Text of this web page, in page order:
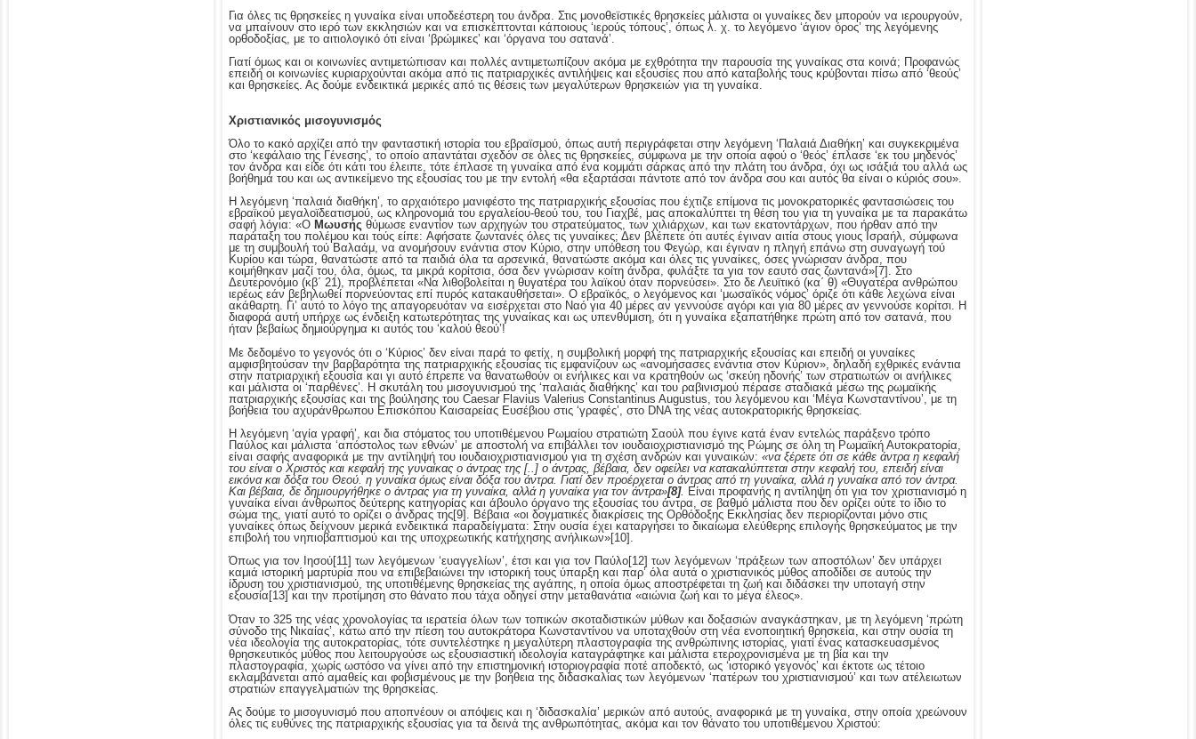
Για όλες τις θρησκείες η γυναίκα είναι υποδεέστερη του άνδρα. Στις μονοθεϊστικές θρησκείες μάλιστα οι γυναίκες δεν μπορούν να ιερουργούν,
να μπαίνουν στο ιερό των εκκλησιών και να επισκέπτονται κάποιους ‘ιερούς τόπους’, όπως λ. χ. το λεγόμενο ‘άγιον όρος’ της λεγόμενης
ορθοδοξίας, με το αιτιολογικό ότι είναι ‘βρώμικες’ και ‘όργανα του σατανά’.
Γιατί όμως και οι κοινωνίες αντιμετώπισαν και πολλές αντιμετωπίζουν ακόμα με εχθρότητα την παρουσία της γυναίκας στα κοινά; Προφανώς
επειδή οι κοινωνίες κυριαρχούνται ακόμα από τις πατριαρχικές αντιλήψεις και εξουσίες που από καταβολής τους κρύβονται πίσω από ‘θεούς’
και θρησκείες. Ας δούμε ενδεικτικά μερικές από τις θέσεις των μεγαλύτερων θρησκειών για τη γυναίκα.
Χριστιανικός μισογυνισμός
Όλο το κακό αρχίζει από την φανταστική ιστορία του εβραϊσμού, όπως αυτή περιγράφεται στην λεγόμενη ‘Παλαιά Διαθήκη’ και συγκεκριμένα
στο ‘κεφάλαιο της Γένεσης’, το οποίο απαντάται σχεδόν σε όλες τις θρησκείες, σύμφωνα με την οποία αφού ο ‘θεός’ έπλασε ‘εκ του μηδενός’
τον άνδρα και είδε ότι κάτι του έλειπε, τότε έπλασε τη γυναίκα από ένα κομμάτι σάρκας από την πλάτη του άνδρα, όχι ως ισάξιά του αλλά ως
βοήθημά του και ως αντικείμενο της εξουσίας του με την εντολή «θα εξαρτάσαι πάντοτε από τον άνδρα σου και αυτός θα είναι ο κύριός σου».
Η λεγόμενη ‘παλαιά διαθήκη’, το αρχαιότερο μανιφέστο της πατριαρχικής εξουσίας που έχτιζε επίμονα τις μονοκρατορικές φαντασιώσεις του
εβραϊκού μεγαλοϊδεατισμού, ως κληρονομιά του εργαλείου-θεού του, του Γιαχβέ, μας αποκαλύπτει τη θέση του για τη γυναίκα με τα παρακάτω
σαφή λόγια: «Ο Mωυσής θύμωσε εναντίον των αρχηγών του στρατεύματος, των χιλιάρχων, και των εκατοντάρχων, που ήρθαν από την
παράταξη του πολέμου και τούς είπε: Aφήσατε ζωντανές όλες τις γυναίκες; Δεν βλέπετε ότι αυτές έγιναν αιτία στους γιους Iσραήλ, σύμφωνα
με τη συμβουλή τού Bαλαάμ, να ανομήσουν ενάντια στον Kύριο, στην υπόθεση του Φεγώρ, και έγιναν η πληγή επάνω στη συναγωγή τού
Kυρίου και τώρα, θανατώστε από τα παιδιά όλα τα αρσενικά, θανατώστε ακόμα και όλες τις γυναίκες, όσες γνώρισαν άνδρα, που
κοιμήθηκαν μαζί του, όλα, όμως, τα μικρά κορίτσια, όσα δεν γνώρισαν κοίτη άνδρα, φυλάξτε τα για τον εαυτό σας ζωντανά»[7]. Στο
Δευτερονόμιο (κβ΄ 21), προβλέπεται «Να λιθοβολείται η θυγατέρα του λαϊκού όταν πορνεύσει». Στο δε Λευϊτικό (κα΄ θ) «Θυγατέρα ανθρώπου
ιερέως εάν βεβηλωθεί πορνεύοντας επί πυρός κατακαυθήσεται». Ο εβραϊκός, ο λεγόμενος και ‘μωσαϊκός νόμος’ όριζε ότι κάθε λεχώνα είναι
ακάθαρτη. Γι’ αυτό το λόγο της απαγορευόταν να εισέρχεται στο Ναό για 40 μέρες αν γεννούσε αγόρι και για 80 μέρες αν γεννούσε κορίτσι. Η
διαφορά αυτή υπήρχε ως ένδειξη κατωτερότητας της γυναίκας και ως υπενθύμιση, ότι η γυναίκα εξαπατήθηκε πρώτη από τον σατανά, που
ήταν βεβαίως δημιούργημα κι αυτός του ‘καλού θεού’!
Με δεδομένο το γεγονός ότι ο ‘Κύριος’ δεν είναι παρά το φετίχ, η συμβολική μορφή της πατριαρχικής εξουσίας και επειδή οι γυναίκες
αμφισβητούσαν την βαρβαρότητα της πατριαρχικής εξουσίας τις εμφανίζουν ως «ανομήσασες ενάντια στον Κύριον», δηλαδή εχθρικές ενάντια
στην πατριαρχική εξουσία και γι αυτό έπρεπε να θανατωθούν οι ενήλικες και να κρατηθούν ως ‘σκεύη ηδονής’ των στρατιωτών οι ανήλικες
και μάλιστα οι ‘παρθένες’. Η σκυτάλη του μισογυνισμού της ‘παλαιάς διαθήκης’ και του ραβινισμού πέρασε σταδιακά μέσω της ρωμαϊκής
πατριαρχικής εξουσίας και της βούλησης του Caesar Flavius Valerius Constantinus Augustus, του λεγόμενου και ‘Μέγα Κωνσταντίνου’, με τη
βοήθεια του αχυράνθρωπου Επισκόπου Καισαρείας Ευσέβιου στις ‘γραφές’, στο DNA της νέας αυτοκρατορικής θρησκείας.
Η λεγόμενη ‘αγία γραφή’, και δια στόματος του υποτιθέμενου Ρωμαίου στρατιώτη Σαούλ που έγινε κατά έναν εντελώς παράξενο τρόπο
Παύλος και μάλιστα ‘απόστολος των εθνών’ με αποστολή να επιβάλλει τον ιουδαιοχριστιανισμό της Ρώμης σε όλη τη Ρωμαϊκή Αυτοκρατορία,
είναι σαφής αναφορικά με την αντίληψή του ιουδαιοχριστιανισμού για τη σχέση ανδρών και γυναικών: «να ξέρετε ότι σε κάθε άντρα η κεφαλή
του είναι ο Χριστός και κεφαλή της γυναίκας ο άντρας της [..] ο άντρας, βέβαια, δεν οφείλει να κατακαλύπτεται στην κεφαλή του, επειδή είναι
εικόνα και δόξα του Θεού. η γυναίκα όμως είναι δόξα του άντρα. Γιατί δεν προέρχεται ο άντρας από τη γυναίκα, αλλά η γυναίκα από τον άντρα.
Και βέβαια, δε δημιουργήθηκε ο άντρας για τη γυναίκα, αλλά η γυναίκα για τον άντρα»[8]. Είναι προφανής η αντίληψη ότι για τον χριστιανισμό η
γυναίκα είναι άνθρωπος δεύτερης κατηγορίας και άβουλο όργανο της εξουσίας του άντρα, σε βαθμό μάλιστα που δεν ορίζει ούτε το ίδιο το
σώμα της, γιατί αυτό το ορίζει ο άνδρας της[9]. Βέβαια «οι δογματικές διακρίσεις της Ορθόδοξης Εκκλησίας δεν περιορίζονται μόνο στις
γυναίκες όπως δείχνουν μερικά ενδεικτικά παραδείγματα: Στην ουσία έχει καταργήσει το δικαίωμα ελεύθερης επιλογής θρησκεύματος με την
επιβολή του νηπιοβαπτισμού και της υποχρεωτικής κατήχησης ανήλικων»[10].
Όπως για τον Ιησού[11] των λεγόμενων ‘ευαγγελίων’, έτσι και για τον Παύλο[12] των λεγόμενων ‘πράξεων των αποστόλων’ δεν υπάρχει
καμιά ιστορική μαρτυρία που να επιβεβαιώνει την ιστορική τους ύπαρξη και παρ’ όλα αυτά ο χριστιανικός μύθος αποδίδει σε αυτούς την
ίδρυση του χριστιανισμού, της υποτιθέμενης θρησκείας της αγάπης, η οποία όμως αποστρέφεται τη ζωή και διδάσκει την υποταγή στην
εξουσία [13] και την προτίμηση στο θάνατο που τάχα οδηγεί στην μεταθανάτια «αιώνια ζωή και το μέγα έλεος».
Όταν το 325 της νέας χρονολογίας τα ιερατεία όλων των τοπικών σκοταδιστικών μύθων και δοξασιών αναγκάστηκαν, με τη λεγόμενη ‘πρώτη
σύνοδο της Νικαίας’, κάτω από την πίεση του αυτοκράτορα Κωνσταντίνου να υποταχθούν στη νέα ενοποιητική θρησκεία, και στην ουσία τη
νέα ιδεολογία της αυτοκρατορίας, τότε συντελέστηκε η μεγαλύτερη πλαστογραφία της ανθρώπινης ιστορίας, γιατί ένας κατασκευασμένος
θρησκευτικός μύθος που λειτουργούσε ως εξουσιαστική ιδεολογία καταγράφτηκε και μάλιστα ετεροχρονισμένα με τη βία και την
πλαστογραφία, χωρίς ωστόσο να γίνει από την επιστημονική ιστοριογραφία ποτέ αποδεκτό, ως ‘ιστορικό γεγονός’ και έκτοτε ως τέτοιο
εκλαμβάνεται από αμαθείς και φοβισμένους με την βοήθεια της διδασκαλίας των λεγόμενων ‘πατέρων του χριστιανισμού’ και των ατέλειωτων
στρατιών επαγγελματιών της θρησκείας.
Ας δούμε το μισογυνισμό που αποπνέουν οι απόψεις και η ‘διδασκαλία’ μερικών από αυτούς, αναφορικά με τη γυναίκα, στην οποία χρεώνουν
όλες τις ευθύνες της πατριαρχικής εξουσίας για τα δεινά της ανθρωπότητας, ακόμα και τον θάνατο του υποτιθέμενου Χριστού: